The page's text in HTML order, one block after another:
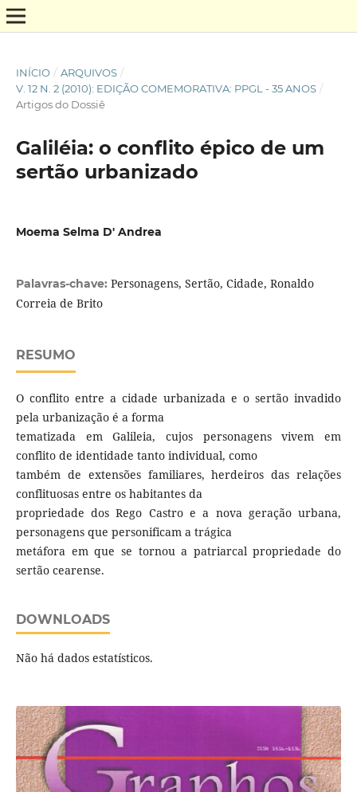
INÍCIO / ARQUIVOS /
V. 12 N. 2 (2010): EDIÇÃO COMEMORATIVA: PPGL - 35 ANOS /
Artigos do Dossiê
Galiléia: o conflito épico de um
sertão urbanizado
Moema Selma D' Andrea
Palavras-chave: Personagens, Sertão, Cidade, Ronaldo
Correia de Brito
RESUMO
O conflito entre a cidade urbanizada e o sertão invadido
pela urbanização é a forma
tematizada em Galileia, cujos personagens vivem em
conflito de identidade tanto individual, como
também de extensões familiares, herdeiros das relações
conflituosas entre os habitantes da
propriedade dos Rego Castro e a nova geração urbana,
personagens que personificam a trágica
metáfora em que se tornou a patriarcal propriedade do
sertão cearense.
DOWNLOADS
Não há dados estatísticos.